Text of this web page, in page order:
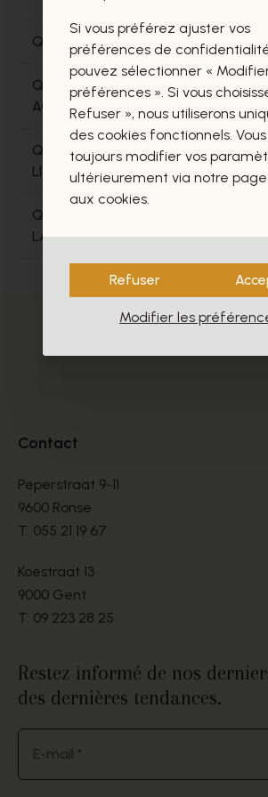
QUI LIVRE MA COMMANDE?
QUAND EST-CE QUE JE VAIS
ACHATS?
QUELLES SONT LES POSSIBILITES
LIVRAISON?
QUE FAIRE SI JE NE SUIS PAS A LA
LA LIVRAISON?
Contact
Peperstraat 9-11
9600 Ronse
T. 055 21 19 67
Koestraat 13
9000 Gent
T. 09 223 28 25
Restez informé de nos
des dernières tendances.
E-mail *
Si vous préférez ajuster vos
préférences de
pouvez sélectionner «
préférences ». Si vous
Refuser », nous utiliserons
des cookies fonctionnels.
toujours modifier vos
ultérieurement via notre
aux cookies.
Refuser
Modifier les